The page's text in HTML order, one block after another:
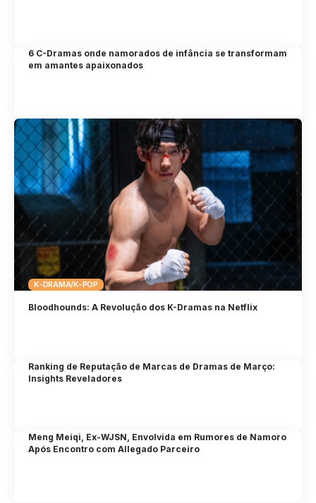
6 C-Dramas onde namorados de infância se transformam
em amantes apaixonados
K-DRAMA/K-POP
Bloodhounds: A Revolução dos K-Dramas na Netflix
Ranking de Reputação de Marcas de Dramas de Março:
Insights Reveladores
Meng Meiqi, Ex-WJSN, Envolvida em Rumores de Namoro
Após Encontro com Allegado Parceiro